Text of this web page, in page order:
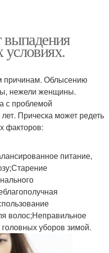
выпадения
причинам. Облысению
нежели женщины.
с проблемой
Прическа может редеть
факторов:
питание,
волос;Неправильное
уборов зимой.